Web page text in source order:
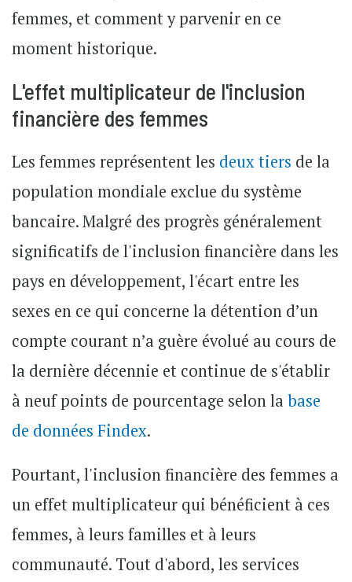
femmes, et comment y parvenir en ce
moment historique.
L'effet multiplicateur de l'inclusion
financière des femmes
Les femmes représentent les deux tiers de la
population mondiale exclue du système
bancaire. Malgré des progrès généralement
significatifs de l'inclusion financière dans les
pays en développement, l'écart entre les
sexes en ce qui concerne la détention d’un
compte courant n’a guère évolué au cours de
la dernière décennie et continue de s'établir
à neuf points de pourcentage selon labase
de données Findex.
Pourtant, l'inclusion financière des femmes a
un effet multiplicateur qui bénéficient à ces
femmes, à leurs familles et à leurs
communauté. Tout d'abord, les services